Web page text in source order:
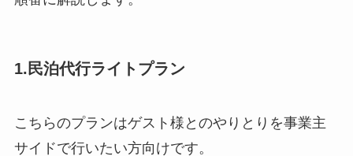
1.民泊代行ライトプラン
こちらのプランはゲスト様とのやりとりを事業主
サイドで行いたい方向けです。